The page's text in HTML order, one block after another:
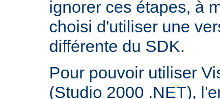
ignorer ces étapes, à
choisi d'utiliser une
différente du SDK.
Pour pouvoir utiliser
(Studio 2000 .NET),